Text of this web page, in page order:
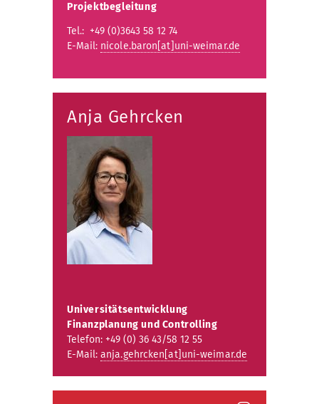
Projektbegleitung
Tel.: +49 (0)3643 58 12 74
E-Mail: nicole.baron[at]uni-weimar.de
Anja Gehrcken
Universitätsentwicklung
Finanzplanung und Controlling
Telefon: +49 (0) 36 43/58 12 55
E-Mail: anja.gehrcken[at]uni-weimar.de